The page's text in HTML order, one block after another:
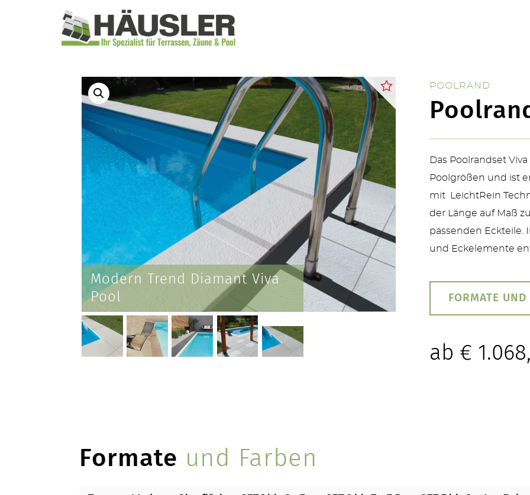
KONTAKT
SERVICE & NEUHEITEN
Modern Trend Diamant Viva
Pool
POOLRAND
Das Poolrandset
Poolgrößen und ist
mit LeichtRein
der Länge auf Maß
passenden Eckteile.
und Eckelemente
FORMATE
ab €
Formate und Farben